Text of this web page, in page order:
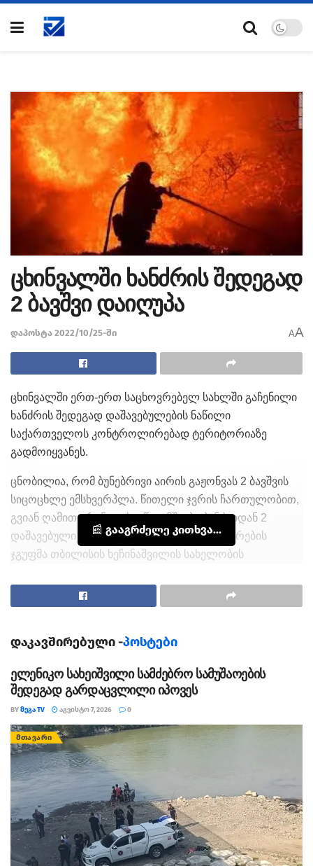
ცხინვალში ხანძრის შედეგად
2 ბავშვი დაიღუპა
დაპოსტა 2022/10/25-ში AA
ცხინვალში ერთ-ერთ საცხოვრებელ სახლში გაჩენილი
ხანძრის შედეგად დაშავებულების ნაწილი
საქართველოს კონტროლირებად ტერიტორიაზე
გადმოიყვანეს.
ცნობილია, რომ ბუნებრივი აირის გაჟონვას 2 ბავშვის
სიცოცხლე ემსხვერპლა. წითელი ჯვრის ჩართულობით,
გვიან ღამით ერგნეთის ე.წ. გამშვები პუნქტიდან 2
დაშავებული სასწრაფო-სამედიცინო დახმარების
ჯგუფმა თბილისის ხეჩინაშვილის სახელობის
, ცხინვალიდან თბილისში 2 ქალი ჩამოიყვანეს.
დაკავშირებით ექიმები ჯერ არ საუბრობენ.
რომ მათი დაზიანებები მძიმე და კრიტიკულია.
📰 გააგრძელე კითხვა...
თეგები: ცხინვალი
ცხინვალში ხანძრის შედეგად 2 ბავშვი დაიღუპა
ხანძარი
დაკავშირებული -პოსტები
ელენიკო სახეიშვილი სამძებრო სამუშაოების
შედეგად გარდაცვლილი იპოვეს
BYᲛᲔᲒᲐ TV ᲐᲒᲕᲘᲡᲢᲝ 7, 2026 0
ᲛᲗᲐᲕᲐᲠᲘ